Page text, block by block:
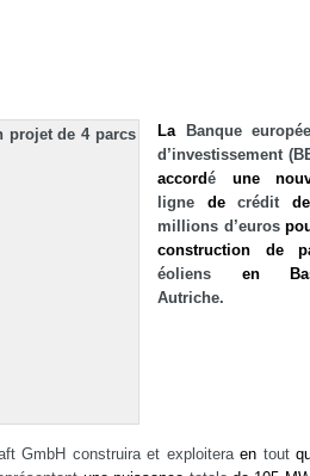
LaBanque
d’investissement
accordé une
ligne decrédit de
millions d’euros
construction
de
éoliens en
Autriche.
GmbH construira et exploiteraen tout